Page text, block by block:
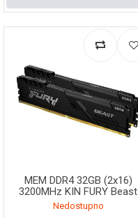
MEM DDR4 32GB (2x16)
3200MHz KIN FURY Beast
Nedostupno